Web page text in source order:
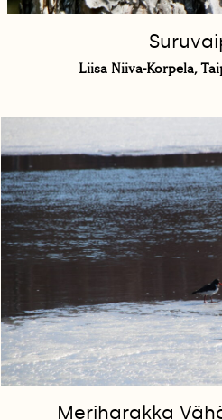
Liisa Niiva-Korpela,
Meriharakka